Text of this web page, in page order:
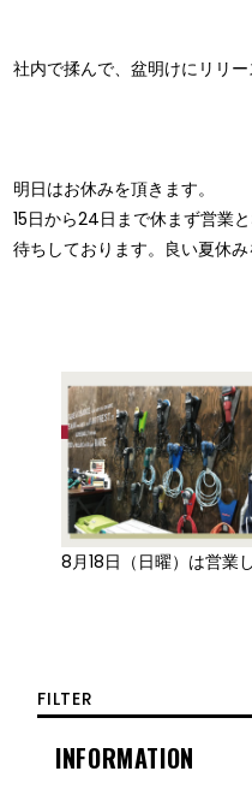
社内で揉んで、盆明けにリリー
明日はお休みを頂きます。
15日から24日まで休まず営業
待ちしております。良い夏休み
8月18日（日曜）は営業
FILTER
INFORMATION